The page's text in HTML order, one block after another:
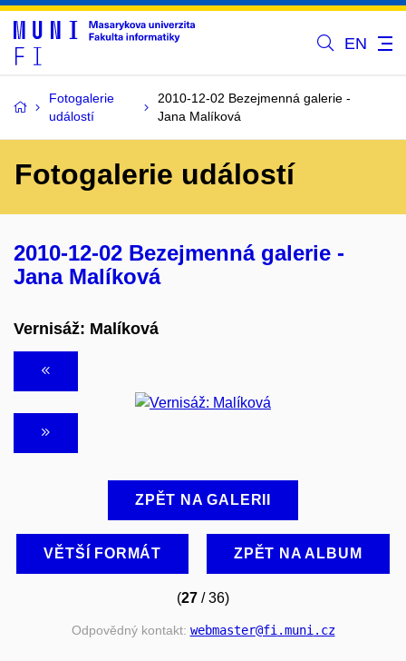
EN
Fotogalerie
událostí
2010-12-02 Bezejmenná galerie -
Jana Malíková
Fotogalerie událostí
2010-12-02 Bezejmenná galerie -
Jana Malíková
Vernisáž: Malíková
ZPĚT NA GALERII
VĚTŠÍ FORMÁT ZPĚT NA ALBUM
(27 / 36)
Odpovědný kontakt: webmaster@fi.muni.cz